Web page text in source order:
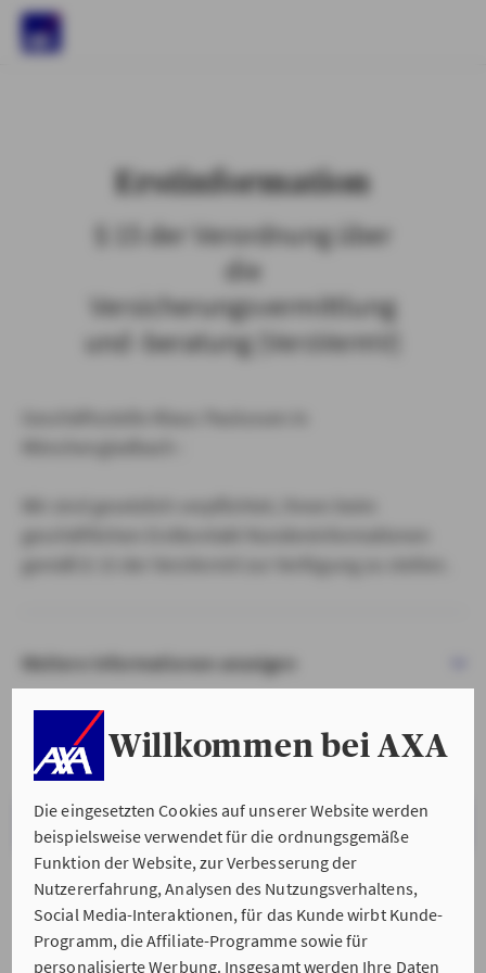
Willkommen bei AXA
Die eingesetzten Cookies auf unserer Website werden
beispielsweise verwendet für die ordnungsgemäße
Funktion der Website, zur Verbesserung der
Nutzererfahrung, Analysen des Nutzungsverhaltens,
Social Media-Interaktionen, für das Kunde wirbt Kunde-
Programm, die Affiliate-Programme sowie für
personalisierte Werbung. Insgesamt werden Ihre Daten
Erstinformation
§ 15 der Verordnung über
die
Versicherungsvermittlung
und -beratung (VersVermV)
Weitere Informationen anzeigen
VERSTANDEN & WEITER